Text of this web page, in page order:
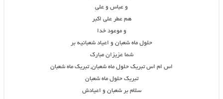
و عباس و علیِ
هم عطر علی اکبر
و موعود خدا
حلول ماه شعبان و اعیاد شعبانیه بر
شما عزیزان مبارک
اس ام اس تبریک حلول ماه شعبان, تبریک ماه شعبان
تبریک حلول ماه شعبان
سلام بر شعبان و اعیادش